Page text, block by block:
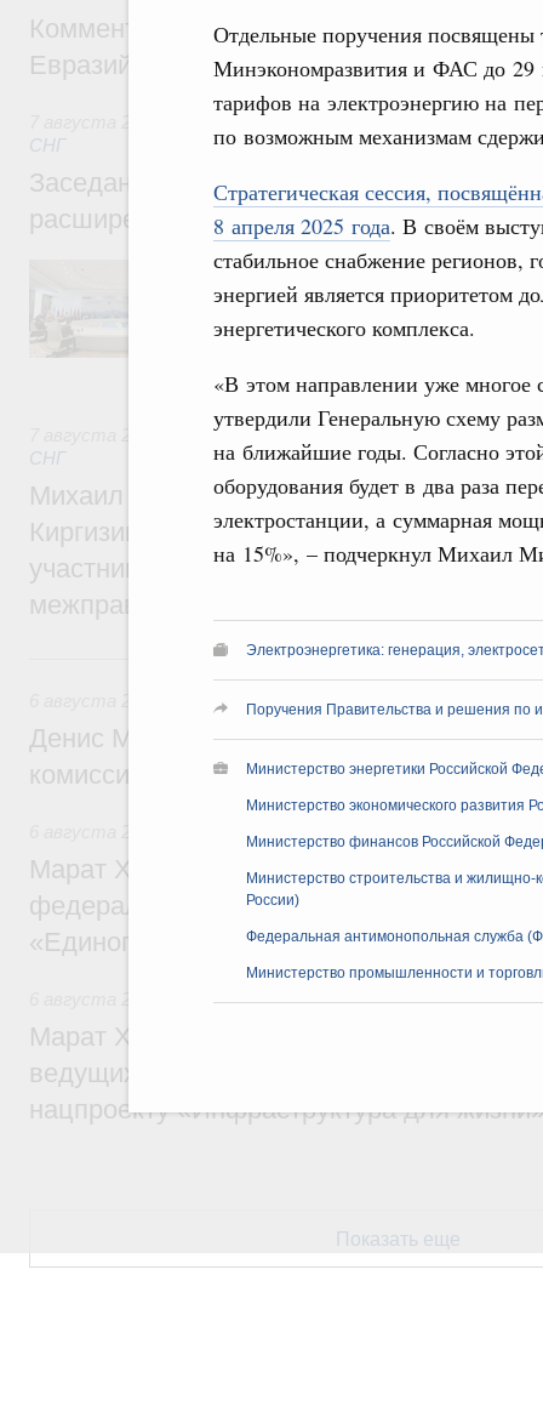
Отдельные поручения
Минэкономразвития и ФАС до 29
тарифов на электроэнергию на
по возможным механизмам
Стратегическая сессия,
8 апреля 2025 года. В своём
стабильное снабжение регионов,
энергией является приоритетом
энергетического комплекса.
«В этом направлении уже многое
утвердили Генеральную схему
на ближайшие годы. Согласно
оборудования будет в два раза
электростанции, а суммарная
на 15%», – подчеркнул Михаил
Электроэнергетика: генерация,
Поручения Правительства и решения по
Министерство энергетики Российской
Министерство экономического развития
Министерство финансов Российской
Министерство строительства и
России)
Федеральная антимонопольная служба
Министерство промышленности и
Комментарий Алексея Оверчука по
Евразийского межправительственного
Евразийский экономический союз.
СНГ
Заседание Евразийского
расширенном составе
В повестке заседания актуальные задачи
числе совершенствование кооперации в
регулирования и администрирования,
обеспечение продовольственной
рынка.
Евразийский экономический союз.
СНГ
Михаил Мишустин принял участие во
Киргизии Садыра Жапарова с главами
участников заседания Евразийского
межправительственного совета
6 августа, четверг
Общие вопросы промышленной политики
Денис Мантуров провёл заседание
комиссии по промышленности
Регулирование в сфере строительства
Марат Хуснуллин: Более 130
федерального значения построено под
«Единого заказчика»
Национальный проект «Инфраструктура
Марат Хуснуллин: Порядка 200
ведущих к спортивным объектам,
нацпроекту «Инфраструктура для
Показать еще